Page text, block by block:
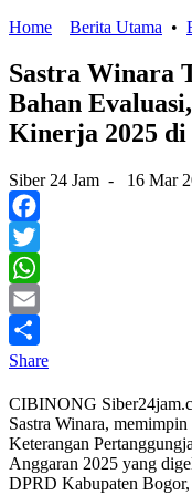
Home
Berita Utama •
Sastra Winara
Bahan
Kinerja 2025 di
Siber 24 Jam - 16 Mar
Facebook
Twitter
WhatsApp
Email
Share
CIBINONG
Sastra Winara,
Keterangan
Anggaran 2025 yang
DPRD Kabupaten